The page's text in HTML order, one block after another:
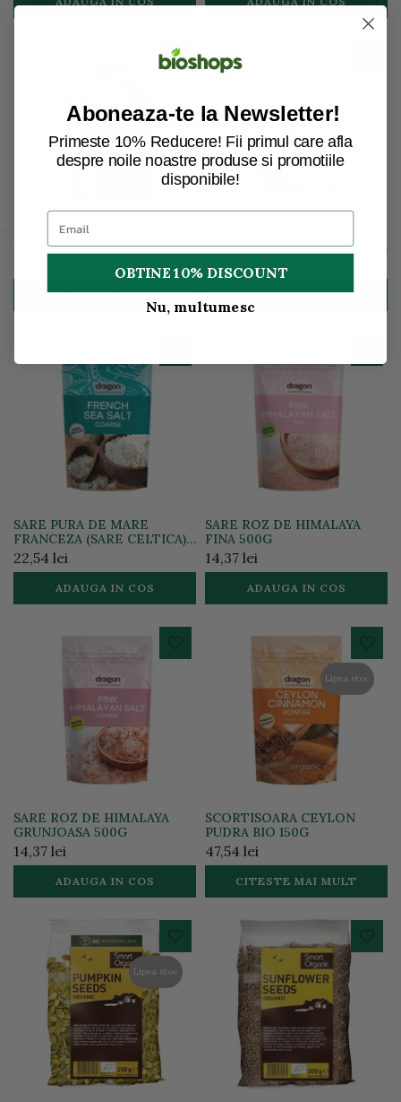
Deschide bara laterala
SARE NEAGRA DE HIMALAYA
FINA 250G
ADAUGA IN COS
FRANCEZA (SARE CELTICA)
28,17 lei
ADAUGA IN COS
SARE PURA DE MARE
FRANCEZA (SARE CELTICA)
GRUNJOASA 500G
22,54 lei
ADAUGA IN COS
SARE ROZ DE HIMALAYA
FINA 500G
14,37 lei
ADAUGA IN COS
SARE ROZ DE HIMALAYA
GRUNJOASA 500G
14,37 lei
ADAUGA IN COS
Lipsa stoc
SCORTISOARA CEYLON
PUDRA BIO 150G
47,54 lei
CITESTE MAI MULT
Lipsa stoc
Aboneaza-te la Newsletter!
Primeste 10% Reducere! Fii primul care afla
despre noile noastre produse si promotiile
disponibile!
OBTINE 10% DISCOUNT
Nu, multumesc